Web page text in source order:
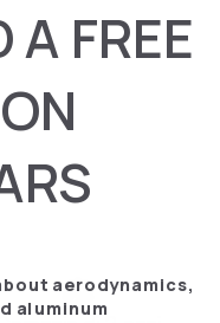
FREE
aerodynamics,
aluminum